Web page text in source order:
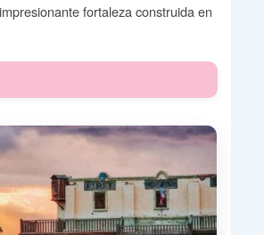
fortaleza construida en